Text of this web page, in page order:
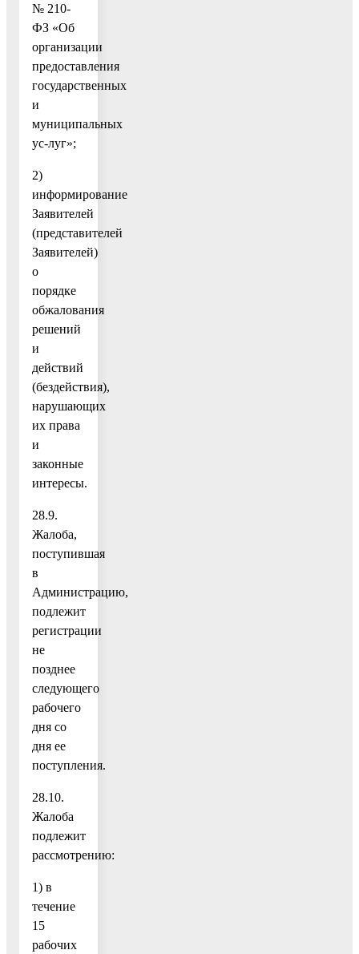
№ 210-
ФЗ «Об
организации
предоставления
государственных
и
муниципальных
ус-луг»;
2)
информирование
Заявителей
(представителей
Заявителей)
о
порядке
обжалования
решений
и
действий
(бездействия),
нарушающих
их права
и
законные
интересы.
28.9.
Жалоба,
поступившая
в
Администрацию,
подлежит
регистрации
не
позднее
следующего
рабочего
дня со
дня ее
поступления.
28.10.
Жалоба
подлежит
рассмотрению:
1) в
течение
15
рабочих